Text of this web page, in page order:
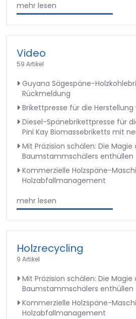
mehr lesen
Video
59 Artikel
Guyana Sägespäne-
Rückmeldung
Brikettpresse für die
Diesel-Spänebrikettpresse für
Pini Kay Biomassebriketts mit
Mit Präzision schälen: Die Magie
Baumstammschälers enthüllen
Kommerzielle Holzspäne-
Holzabfallmanagement
mehr lesen
Holzrecycling
9 Artikel
Mit Präzision schälen: Die Magie
Baumstammschälers enthüllen
Kommerzielle Holzspäne-
Holzabfallmanagement